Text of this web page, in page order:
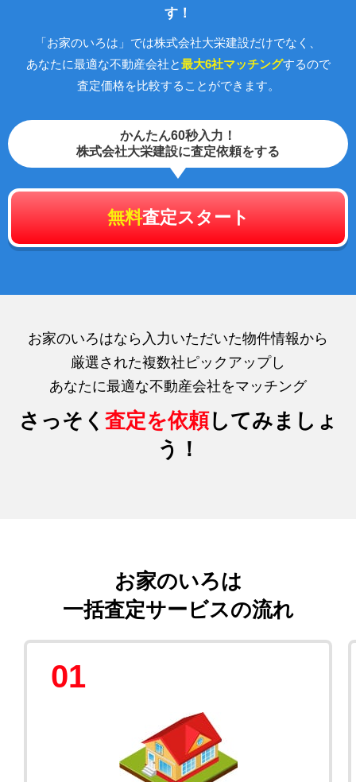
す！
「お家のいろは」では株式会社大栄建設だけでなく、
あなたに最適な不動産会社と最大6社マッチングするので
査定価格を比較することができます。
かんたん60秒入力！
株式会社大栄建設に査定依頼をする
無料査定スタート
お家のいろはなら入力いただいた物件情報から
厳選された複数社ピックアップし
あなたに最適な不動産会社をマッチング
さっそく 査定を依頼してみましょ
う！
お家のいろは
一括査定サービスの流れ
01